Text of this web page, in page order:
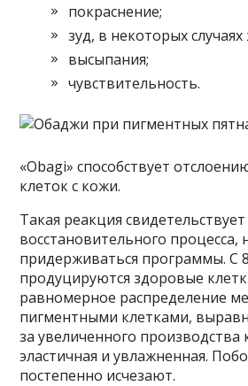
покраснение;
зуд, в некоторых
высыпания;
чувствительность.
«Obagi» способствует
клеток с кожи.
Такая реакция
восстановительного
придерживаться программы. С
продуцируются здоровые
равномерное распределение
пигментными клетками,
за увеличенного производства
эластичная и увлажненная.
постепенно исчезают.